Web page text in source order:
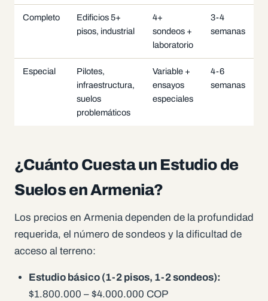
Completo
Edificios 5+
pisos, industrial
4+
sondeos +
laboratorio
3-4
semanas
Especial
Pilotes,
infraestructura,
suelos
problemáticos
Variable +
ensayos
especiales
4-6
semanas
¿Cuánto Cuesta un Estudio de
Suelos en Armenia?
Los precios en Armenia dependen de la profundidad
requerida, el número de sondeos y la dificultad de
acceso al terreno:
Estudio básico (1-2 pisos, 1-2 sondeos):
$1.800.000 – $4.000.000 COP